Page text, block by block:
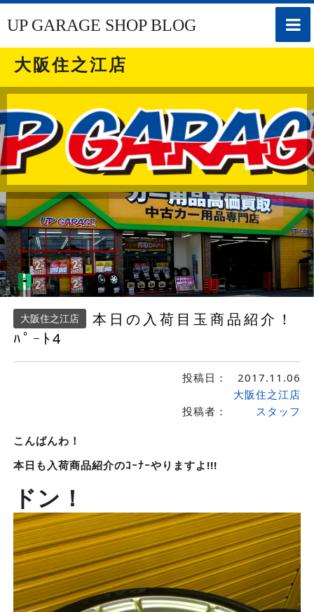
toggle
UP GARAGE SHOP BLOG
大阪住之江店
大阪住之江店
本日の入荷目玉商品紹介！
ﾊﾟｰﾄ4
投稿日： 2017.11.06
投稿者：
大阪住之江店
スタッフ
こんばんわ！
本日も入荷商品紹介のｺｰﾅｰやりますよ!!!
ドン！